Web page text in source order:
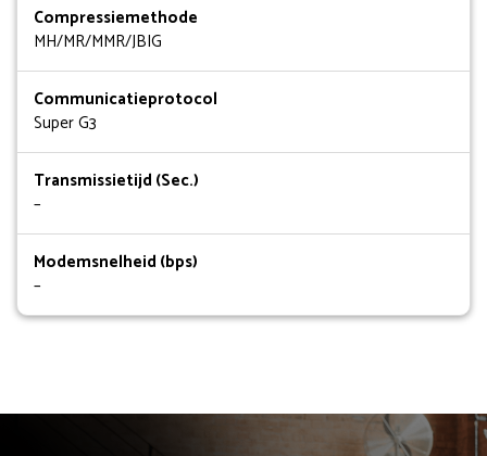
Compressiemethode
MH/MR/MMR/JBIG
Communicatieprotocol
Super G3
Transmissietijd (Sec.)
–
Modemsnelheid (bps)
–